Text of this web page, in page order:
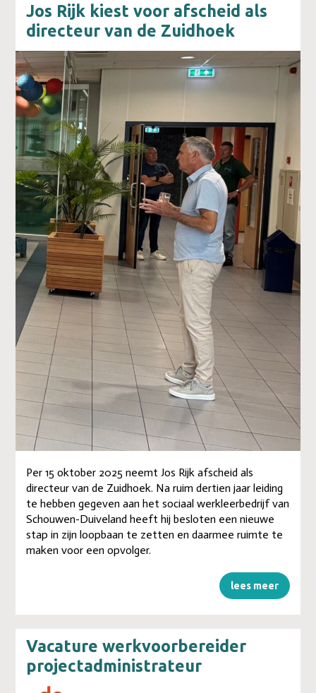
Jos Rijk kiest voor afscheid als
directeur van de Zuidhoek
Per 15 oktober 2025 neemt Jos Rijk afscheid als
directeur van de Zuidhoek. Na ruim dertien jaar leiding
te hebben gegeven aan het sociaal werkleerbedrijf van
Schouwen-Duiveland heeft hij besloten een nieuwe
stap in zijn loopbaan te zetten en daarmee ruimte te
maken voor een opvolger.
lees meer
Vacature werkvoorbereider
projectadministrateur